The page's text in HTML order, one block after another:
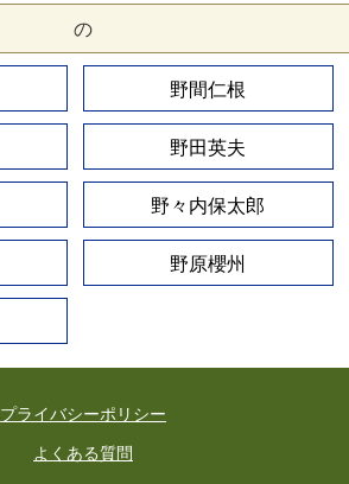
の
野間仁根
野田英夫
野々内保太郎
野原櫻州
プライバシーポリシー
よくある質問